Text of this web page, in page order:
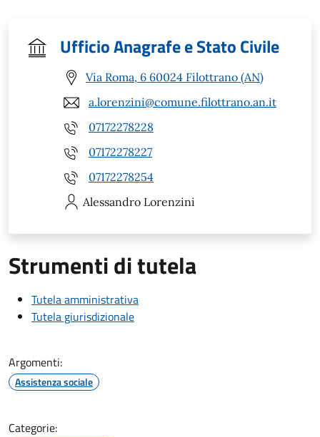
Ufficio Anagrafe e Stato Civile
Via Roma, 6 60024 Filottrano (AN)
a.lorenzini@comune.filottrano.an.it
07172278228
07172278227
07172278254
Alessandro Lorenzini
Strumenti di tutela
Tutela amministrativa
Tutela giurisdizionale
Argomenti:
Assistenza sociale
Categorie: